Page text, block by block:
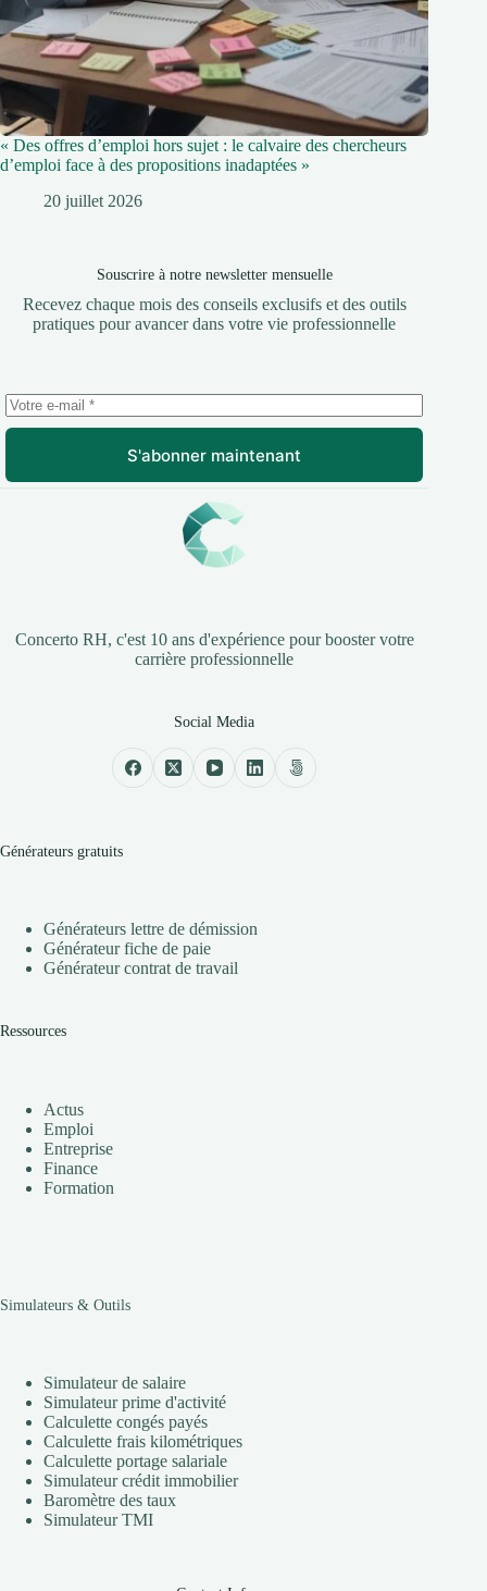
« Des offres d’emploi hors sujet : le calvaire des chercheurs
d’emploi face à des propositions inadaptées »
20 juillet 2026
Souscrire à notre newsletter mensuelle
Recevez chaque mois des conseils exclusifs et des outils
pratiques pour avancer dans votre vie professionnelle
S'abonner maintenant
Concerto RH, c'est 10 ans d'expérience pour booster votre
carrière professionnelle
Social Media
Générateurs gratuits
Générateurs lettre de démission
Générateur fiche de paie
Générateur contrat de travail
Ressources
Actus
Emploi
Entreprise
Finance
Formation
Simulateurs & Outils
Simulateur de salaire
Simulateur prime d'activité
Calculette congés payés
Calculette frais kilométriques
Calculette portage salariale
Simulateur crédit immobilier
Baromètre des taux
Simulateur TMI